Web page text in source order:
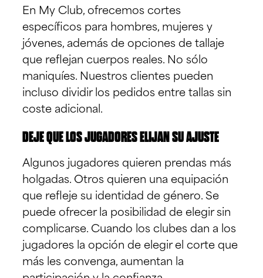
En My Club, ofrecemos cortes
específicos para hombres, mujeres y
jóvenes, además de opciones de tallaje
que reflejan cuerpos reales. No sólo
maniquíes. Nuestros clientes pueden
incluso dividir los pedidos entre tallas sin
coste adicional.
DEJE QUE LOS JUGADORES ELIJAN SU AJUSTE
Algunos jugadores quieren prendas más
holgadas. Otros quieren una equipación
que refleje su identidad de género. Se
puede ofrecer la posibilidad de elegir sin
complicarse. Cuando los clubes dan a los
jugadores la opción de elegir el corte que
más les convenga, aumentan la